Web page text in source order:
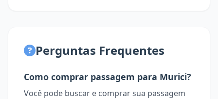
Perguntas Frequentes
Como comprar passagem para Murici?
Você pode buscar e comprar sua passagem